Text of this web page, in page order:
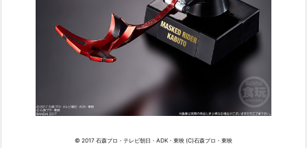
© 2017 石森プロ・テレビ朝日・ADK・東映 (C)石森プロ・東映